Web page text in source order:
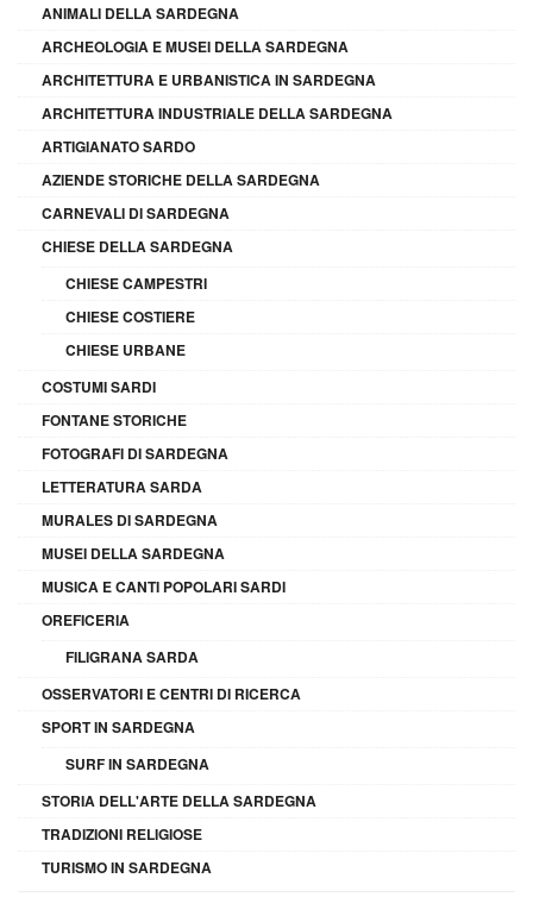
ANIMALI DELLA SARDEGNA
ARCHEOLOGIA E MUSEI DELLA SARDEGNA
ARCHITETTURA E URBANISTICA IN SARDEGNA
ARCHITETTURA INDUSTRIALE DELLA SARDEGNA
ARTIGIANATO SARDO
AZIENDE STORICHE DELLA SARDEGNA
CARNEVALI DI SARDEGNA
CHIESE DELLA SARDEGNA
CHIESE CAMPESTRI
CHIESE COSTIERE
CHIESE URBANE
COSTUMI SARDI
FONTANE STORICHE
FOTOGRAFI DI SARDEGNA
LETTERATURA SARDA
MURALES DI SARDEGNA
MUSEI DELLA SARDEGNA
MUSICA E CANTI POPOLARI SARDI
OREFICERIA
FILIGRANA SARDA
OSSERVATORI E CENTRI DI RICERCA
SPORT IN SARDEGNA
SURF IN SARDEGNA
STORIA DELL'ARTE DELLA SARDEGNA
TRADIZIONI RELIGIOSE
TURISMO IN SARDEGNA